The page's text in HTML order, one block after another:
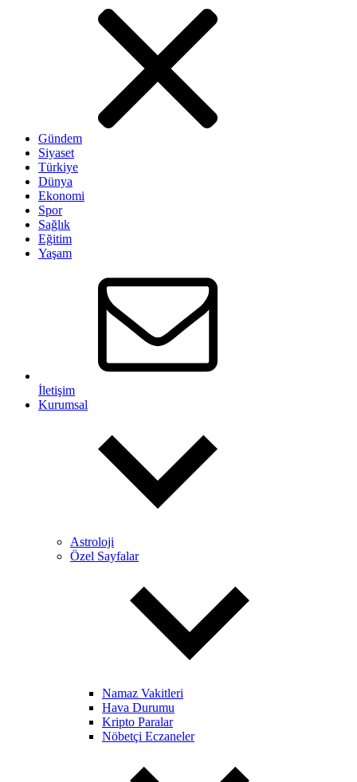
Gündem
Siyaset
Türkiye
Dünya
Ekonomi
Spor
Sağlık
Eğitim
Yaşam
İletişim
Kurumsal
Astroloji
Özel Sayfalar
Namaz Vakitleri
Hava Durumu
Kripto Paralar
Nöbetçi Eczaneler